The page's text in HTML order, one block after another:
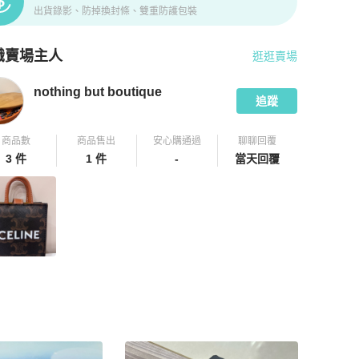
出貨錄影、防掉換封條、雙重防護包裝
賣場主人
拍拍圈嚴選賣家 介紹
逛逛賣場
nothing but boutique
追蹤
商品數
3 件
商品售出
1 件
安心購通過
-
聊聊回覆
當天回覆